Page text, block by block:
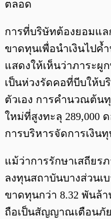
ตลอด
การที่บริษัทต้องยอมแ
ขาดทุนเพื่อนำเงินไปค้
แสดงให้เห็นว่าภาระผู
เป็นห่วงรัดคอที่บีบให้บ
ตัวเอง การคำนวณต้น
ใหม่ที่สูงทะลุ 289,000
การบริหารจัดการเงิน
แม้ว่าการรักษาเสถียร
ลงทุนสถาบันบางส่วนเ
ขาดทุนกว่า 8.32 พันล้
ถือเป็นสัญญาณเตือนภั